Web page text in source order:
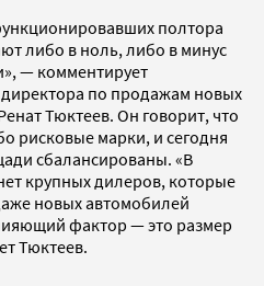
полтора
либо в ноль, либо в минус
— комментирует
директора по продажам новых
Тюктеев. Он говорит, что
рисковые марки, и сегодня
сбалансированы. «В
крупных дилеров, которые
новых автомобилей
фактор — это размер
Тюктеев.